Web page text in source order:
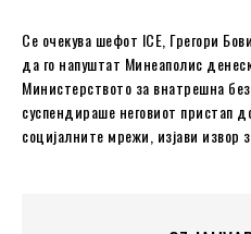
Се очекува шефот ICE, Грегори
да го напуштат Минеаполис
Министерството за внатрешна
суспендираше неговиот пристап
социјалните мрежи, изјави извор